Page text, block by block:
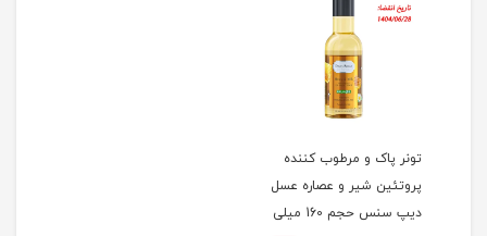
تونر پاک و مرطوب کننده
پروتئین شیر و عصاره عسل
دیپ سنس حجم 160 میلی